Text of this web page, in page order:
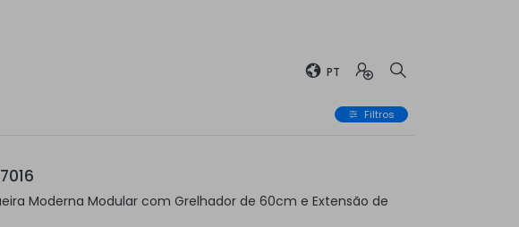
PT
Filtros
Moderna Modular com Grelhador de 60cm e Extensão de